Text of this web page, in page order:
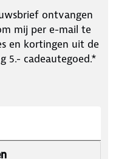
ontvangen
mij per e-mail te
en kortingen uit de
5.- cadeautegoed.*